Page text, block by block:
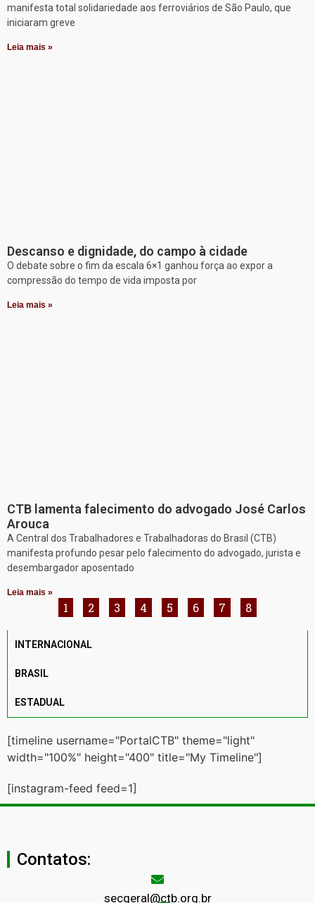
manifesta total solidariedade aos ferroviários de São Paulo, que
iniciaram greve
Leia mais »
Descanso e dignidade, do campo à cidade
O debate sobre o fim da escala 6×1 ganhou força ao expor a
compressão do tempo de vida imposta por
Leia mais »
CTB lamenta falecimento do advogado José Carlos
Arouca
A Central dos Trabalhadores e Trabalhadoras do Brasil (CTB)
manifesta profundo pesar pelo falecimento do advogado, jurista e
desembargador aposentado
Leia mais »
1 2 3 4 5 6 7 8
INTERNACIONAL
BRASIL
ESTADUAL
[timeline username="PortalCTB" theme="light"
width="100%" height="400" title="My Timeline"]
[instagram-feed feed=1]
Contatos:
secgeral@ctb.org.br